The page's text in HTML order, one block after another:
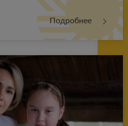
Подробнее